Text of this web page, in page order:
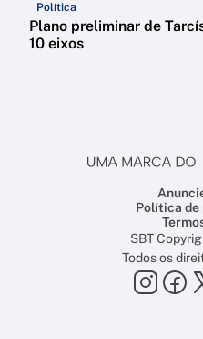
Política
Plano preliminar de
10 eixos
Política de
SBT
Todos os